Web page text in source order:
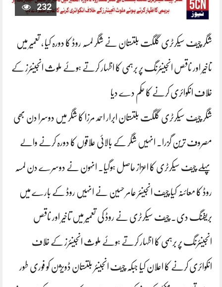
232
شگر چیف سیکرٹری گلگت بلتستان نے شگر لمسہ روڈ کا دورہ کیا ، تعمیر میں
تاخیر اور ناقص انجینئرنگ پر برہمی کا اظہار کرتے ہوئے ملوث انجینئرز کے
خلاف انکوائری کرنے کا حکم دے دیا
شگر چیف سیکرٹری گلگت بلتستان ابرار احمد مرزا کا شگر میں دوسرا دن بھی
مصروف ترین گزرا۔ انہیں شگر کے بالائی علاقوں کا دورہ کرنے والے
پہلے چیف سیکرٹری کا اعزاز حاصل ہوگیا۔ انہون نے دوسرے دن لمسہ
روڈ کا معائنہ کیا چیف انجینئر عامر حسین نے انہیں روڈ کے بارے میں
بریفنگ دی۔ چیف سیکرٹری نے روڈ کی تعمیر میں تاخیر اور ناقص
انجینئرنگ پر برہمی کا اظہار کرتے ہوئے ملوث انجینئرز کے خلاف
انکوائری کرنے کا اعلان کیا جبکہ چیف انجینئر بلتستان ڈویژن کو فوری طور